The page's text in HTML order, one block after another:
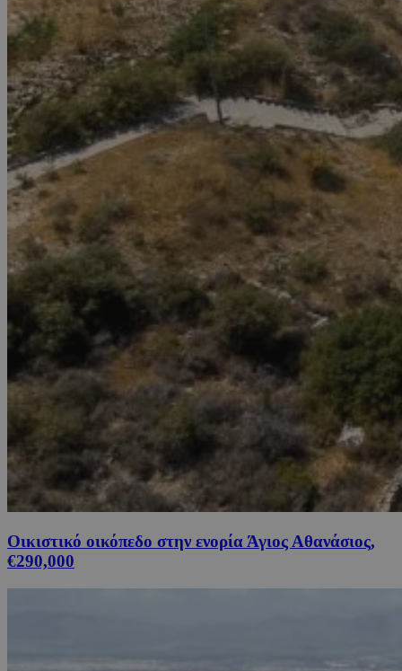
Οικιστικό οικόπεδο στην ενορία Άγιος Αθανάσιος,
€290,000